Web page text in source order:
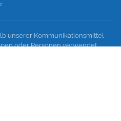
unserer Kommunikationsmittel
oder Personen verwendet